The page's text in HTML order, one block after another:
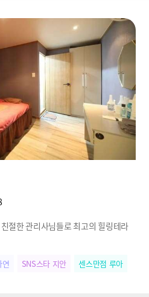
절한 관리사님들로 최고의 힐링테라
연 SNS스타 지안 센스만점 루아